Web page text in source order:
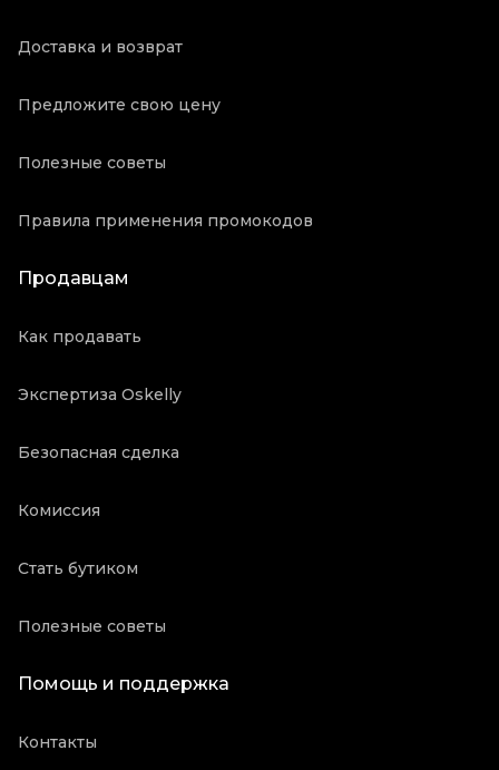
Доставка и возврат
Предложите свою цену
Полезные советы
Правила применения промокодов
Продавцам
Как продавать
Экспертиза Oskelly
Безопасная сделка
Комиссия
Стать бутиком
Полезные советы
Помощь и поддержка
Контакты